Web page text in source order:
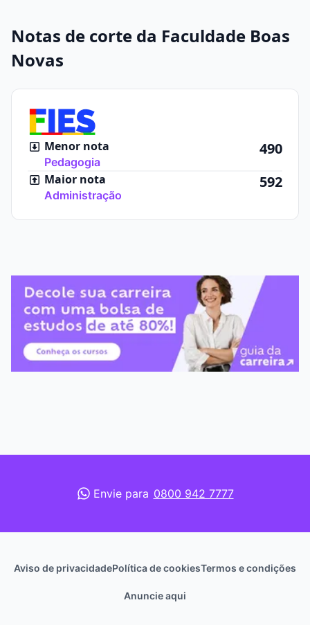
Notas de corte da Faculdade Boas
Novas
Menor nota
Pedagogia
490
Maior nota
Administração
592
Envie para 0800 942 7777
Aviso de privacidadePolítica de cookiesTermos e condições
Anuncie aqui